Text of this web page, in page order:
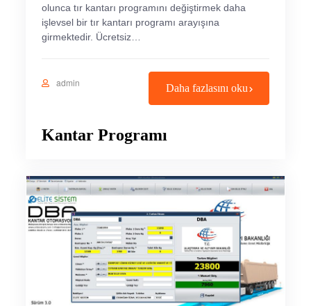
olunca tır kantarı programını değiştirmek daha
işlevsel bir tır kantarı programı arayışına
girmektedir. Ücretsiz…
admin Daha fazlasını oku
Kantar Programı